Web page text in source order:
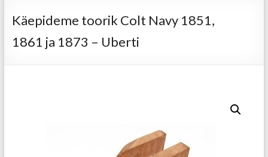
Käepideme toorik Colt Navy 1851,
1861 ja 1873 – Uberti